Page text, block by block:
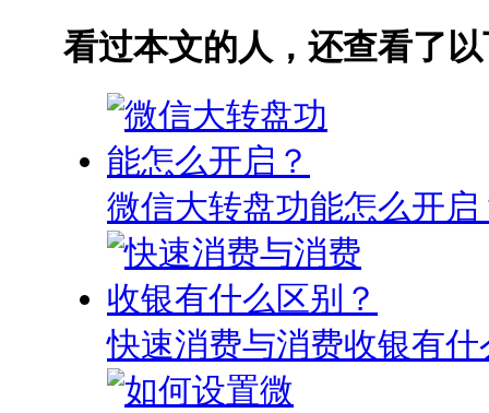
看过本文的人，还查看了
微信大转盘功能怎么开启
快速消费与消费收银有什